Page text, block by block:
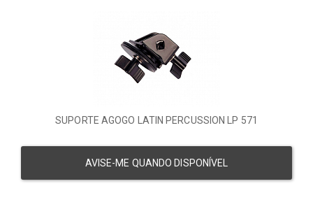
SUPORTE AGOGO LATIN PERCUSSION LP 571
AVISE-ME QUANDO DISPONÍVEL